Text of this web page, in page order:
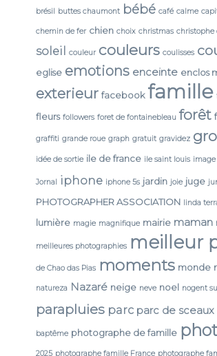
brésil buttes chaumont bébé café calme
chemin de fer chien choix christmas christophe
soleil couleur couleurs coulisses
eglise emotions enceinte enclos
exterieur facebook famille
fleurs followers foret de fontainebleau forêt
graffiti grande roue graph gratuit gravidez
idée de sortie ile de france ile saint louis image
Jornal iphone iphone 5s jardin joie juge
PHOTOGRAPHER ASSOCIATION linda
lumière magie magnifique mairie maman
meilleures photographies meilleur
de Chao das Pias moments monde
natureza Nazaré neige neve noel nogent
parapluies parc parc de sceaux
baptême photographe de famille
2025 photographe famille France photographe